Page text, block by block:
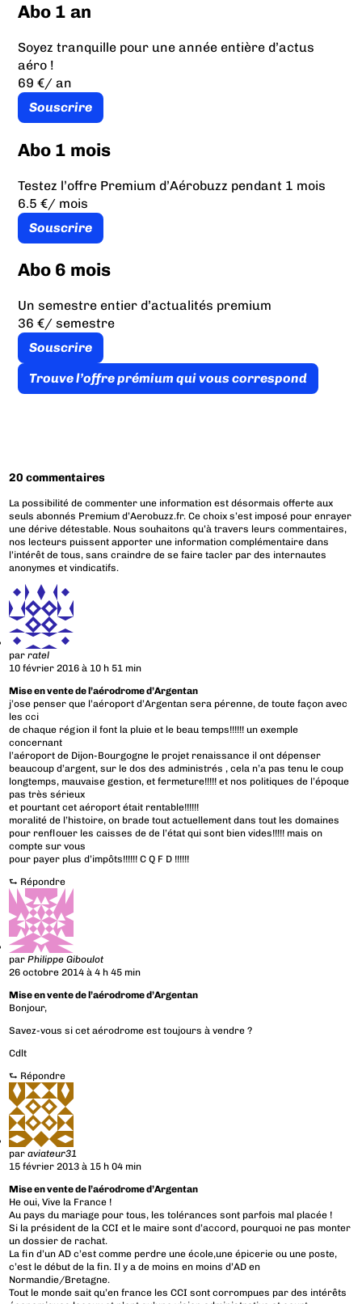
Abo 1 an
Soyez tranquille pour une année entière d’actus
aéro !
69 €/ an
Souscrire
Abo 1 mois
Testez l’offre Premium d’Aérobuzz pendant 1 mois
6.5 €/ mois
Souscrire
Abo 6 mois
Un semestre entier d’actualités premium
36 €/ semestre
Souscrire
Trouve l’offre prémium qui vous correspond
20 commentaires
La possibilité de commenter une information est désormais offerte aux
seuls abonnés Premium d’Aerobuzz.fr. Ce choix s’est imposé pour enrayer
une dérive détestable. Nous souhaitons qu’à travers leurs commentaires,
nos lecteurs puissent apporter une information complémentaire dans
l’intérêt de tous, sans craindre de se faire tacler par des internautes
anonymes et vindicatifs.
parratel
10 février 2016 à 10 h 51 min
Mise en vente de l’aérodrome d’Argentan
j’ose penser que l’aéroport d’Argentan sera pérenne, de toute façon avec
les cci
de chaque région il font la pluie et le beau temps!!!!!! un exemple
concernant
l’aéroport de Dijon-Bourgogne le projet renaissance il ont dépenser
beaucoup d’argent, sur le dos des administrés , cela n’a pas tenu le coup
longtemps, mauvaise gestion, et fermeture!!!!! et nos politiques de l’époque
pas très sérieux
et pourtant cet aéroport était rentable!!!!!!
moralité de l’histoire, on brade tout actuellement dans tout les domaines
pour renflouer les caisses de de l’état qui sont bien vides!!!!! mais on
compte sur vous
pour payer plus d’impôts!!!!!! C Q F D !!!!!!
⮑ Répondre
parPhilippe Giboulot
26 octobre 2014 à 4 h 45 min
Mise en vente de l’aérodrome d’Argentan
Bonjour,
Savez-vous si cet aérodrome est toujours à vendre ?
Cdlt
⮑ Répondre
paraviateur31
15 février 2013 à 15 h 04 min
Mise en vente de l’aérodrome d’Argentan
He oui, Vive la France !
Au pays du mariage pour tous, les tolérances sont parfois mal placée !
Si la président de la CCI et le maire sont d’accord, pourquoi ne pas monter
un dossier de rachat.
La fin d’un AD c’est comme perdre une école,une épicerie ou une poste,
c’est le début de la fin. Il y a de moins en moins d’AD en
Normandie/Bretagne.
Tout le monde sait qu’en france les CCI sont corrompues par des intérêts